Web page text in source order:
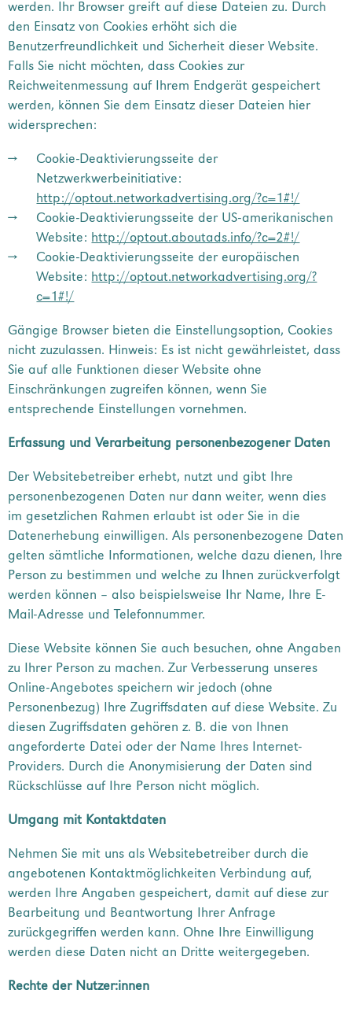
werden. Ihr Browser greift auf diese Dateien zu. Durch
den Einsatz von Cookies erhöht sich die
Benutzerfreundlichkeit und Sicherheit dieser Website.
Falls Sie nicht möchten, dass Cookies zur
Reichweitenmessung auf Ihrem Endgerät gespeichert
werden, können Sie dem Einsatz dieser Dateien hier
widersprechen:
Cookie-Deaktivierungsseite der
Netzwerkwerbeinitiative:
http://optout.networkadvertising.org/?c=1#!/
Cookie-Deaktivierungsseite der US-amerikanischen
Website: http://optout.aboutads.info/?c=2#!/
Cookie-Deaktivierungsseite der europäischen
Website: http://optout.networkadvertising.org/?
c=1#!/
Gängige Browser bieten die Einstellungsoption, Cookies
nicht zuzulassen. Hinweis: Es ist nicht gewährleistet, dass
Sie auf alle Funktionen dieser Website ohne
Einschränkungen zugreifen können, wenn Sie
entsprechende Einstellungen vornehmen.
Erfassung und Verarbeitung personenbezogener Daten
Der Websitebetreiber erhebt, nutzt und gibt Ihre
personenbezogenen Daten nur dann weiter, wenn dies
im gesetzlichen Rahmen erlaubt ist oder Sie in die
Datenerhebung einwilligen. Als personenbezogene Daten
gelten sämtliche Informationen, welche dazu dienen, Ihre
Person zu bestimmen und welche zu Ihnen zurückverfolgt
werden können – also beispielsweise Ihr Name, Ihre E-
Mail-Adresse und Telefonnummer.
Diese Website können Sie auch besuchen, ohne Angaben
zu Ihrer Person zu machen. Zur Verbesserung unseres
Online-Angebotes speichern wir jedoch (ohne
Personenbezug) Ihre Zugriffsdaten auf diese Website. Zu
diesen Zugriffsdaten gehören z. B. die von Ihnen
angeforderte Datei oder der Name Ihres Internet-
Providers. Durch die Anonymisierung der Daten sind
Rückschlüsse auf Ihre Person nicht möglich.
Umgang mit Kontaktdaten
Nehmen Sie mit uns als Websitebetreiber durch die
angebotenen Kontaktmöglichkeiten Verbindung auf,
werden Ihre Angaben gespeichert, damit auf diese zur
Bearbeitung und Beantwortung Ihrer Anfrage
zurückgegriffen werden kann. Ohne Ihre Einwilligung
werden diese Daten nicht an Dritte weitergegeben.
Rechte der Nutzer:innen